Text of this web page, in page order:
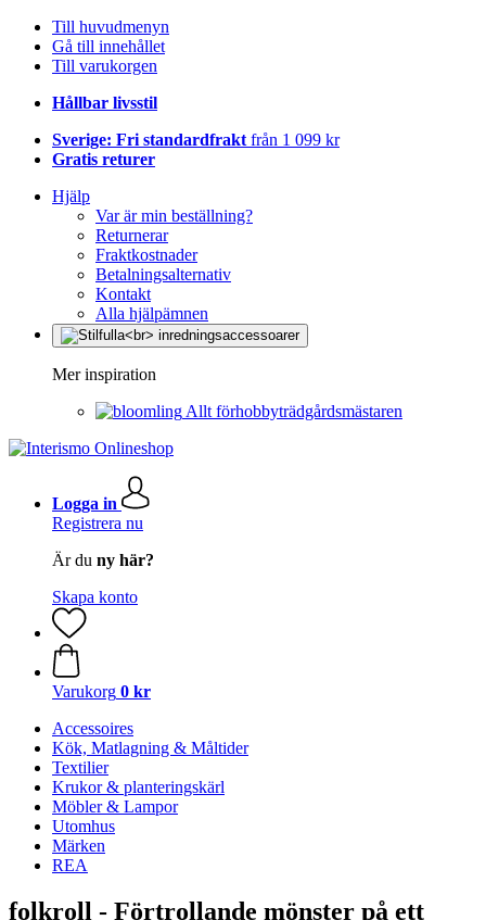
Till huvudmenyn
Gå till innehållet
Till varukorgen
Hållbar livsstil
Sverige: Fri standardfrakt från 1 099 kr
Gratis returer
Hjälp
Var är min beställning?
Returnerar
Fraktkostnader
Betalningsalternativ
Kontakt
Alla hjälpämnen
Mer inspiration
Allt förhobbyträdgårdsmästaren
Logga in
Registrera nu
Är du ny här?
Skapa konto
Varukorg 0 kr
Accessoires
Kök, Matlagning & Måltider
Textilier
Krukor & planteringskärl
Möbler & Lampor
Utomhus
Märken
REA
folkroll - Förtrollande mönster på ett